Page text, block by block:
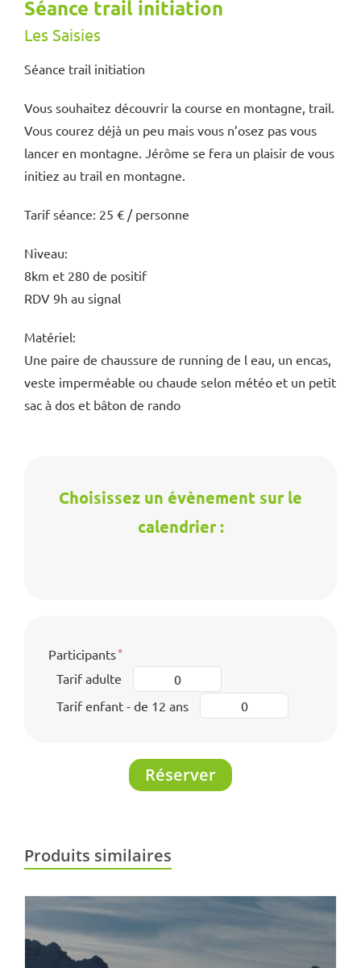
Séance trail initiation
Les Saisies
Séance trail initiation
Vous souhaitez découvrir la course en montagne, trail.
Vous courez déjà un peu mais vous n’osez pas vous
lancer en montagne. Jérôme se fera un plaisir de vous
initiez au trail en montagne.
Tarif séance: 25 € / personne
Niveau:
8km et 280 de positif
RDV 9h au signal
Matériel:
Une paire de chaussure de running de l eau, un encas,
veste imperméable ou chaude selon météo et un petit
sac à dos et bâton de rando
Choisissez un évènement sur le
calendrier :
Participants
Tarif adulte
Tarif enfant - de 12 ans
Réserver
Produits similaires